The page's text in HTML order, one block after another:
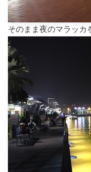
そのまま夜のマラッカ